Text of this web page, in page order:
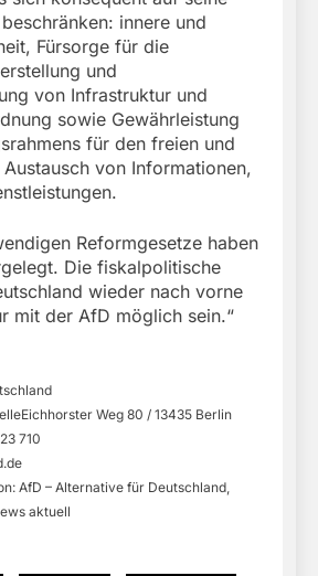
innere und
Fürsorge für die
und
von Infrastruktur und
sowie Gewährleistung
für den freien und
von Informationen,
Reformgesetze haben
Die fiskalpolitische
wieder nach vorne
mit der AfD möglich sein.“
Weg 80 / 13435 Berlin
710
AfD – Alternative für Deutschland,
aktuell